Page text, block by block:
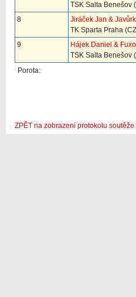
TSK Salta Benešov
8
Jiráček Jan &
TK Sparta Praha
9
Hájek Daniel &
TSK Salta Benešov
Porota:
ZPĚT na zobrazení protokolu soutěže